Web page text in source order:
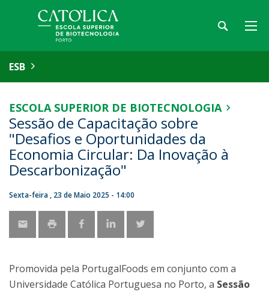
ESB
ESCOLA SUPERIOR DE BIOTECNOLOGIA
Sessão de Capacitação sobre
"Desafios e Oportunidades da
Economia Circular: Da Inovação à
Descarbonização"
Sexta-feira , 23 de Maio 2025 - 14:00
Promovida pela PortugalFoods em conjunto com a
Universidade Católica Portuguesa no Porto, a Sessão